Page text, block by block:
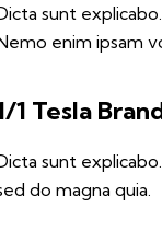
sunt
enim ipsam
1 Tesla
sunt
do magna quia.